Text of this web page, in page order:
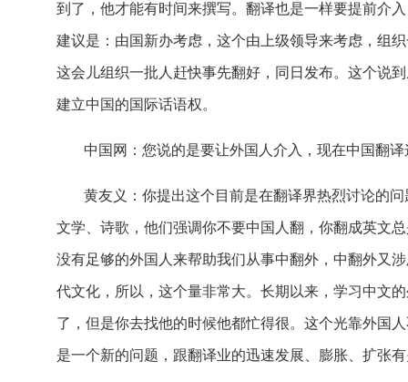
到了，他才能有时间来撰写。翻译也是一样要提前介
建议是：由国新办考虑，这个由上级领导来考虑，组
这会儿组织一批人赶快事先翻好，同日发布。这个说
建立中国的国际话语权。
中国网：您说的是要让外国人介入，现在中国翻
黄友义：你提出这个目前是在翻译界热烈讨论的
文学、诗歌，他们强调你不要中国人翻，你翻成英文
没有足够的外国人来帮助我们从事中翻外，中翻外又
代文化，所以，这个量非常大。长期以来，学习中文
了，但是你去找他的时候他都忙得很。这个光靠外国
是一个新的问题，跟翻译业的迅速发展、膨胀、扩张